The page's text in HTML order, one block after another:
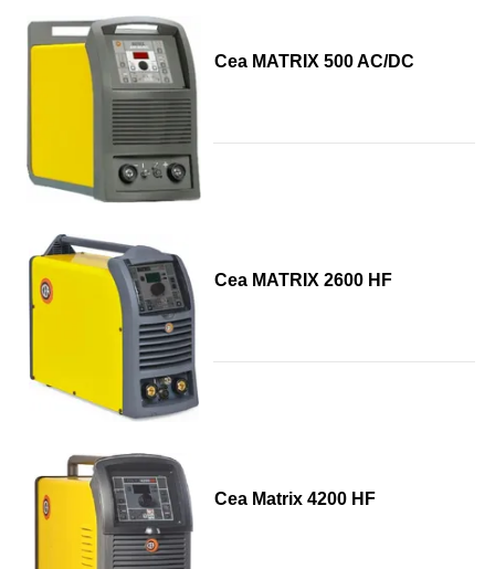
Cea MATRIX 500 AC/DC
Cea MATRIX 2600 HF
Cea Matrix 4200 HF